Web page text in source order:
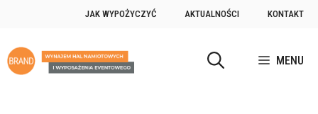
JAK WYPOŻYCZYĆ AKTUALNOŚCI KONTAKT
MENU